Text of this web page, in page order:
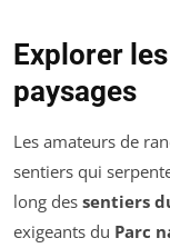
Explorer
paysages
Les amateurs de
sentiers qui
long des sentiers
exigeants du Parc